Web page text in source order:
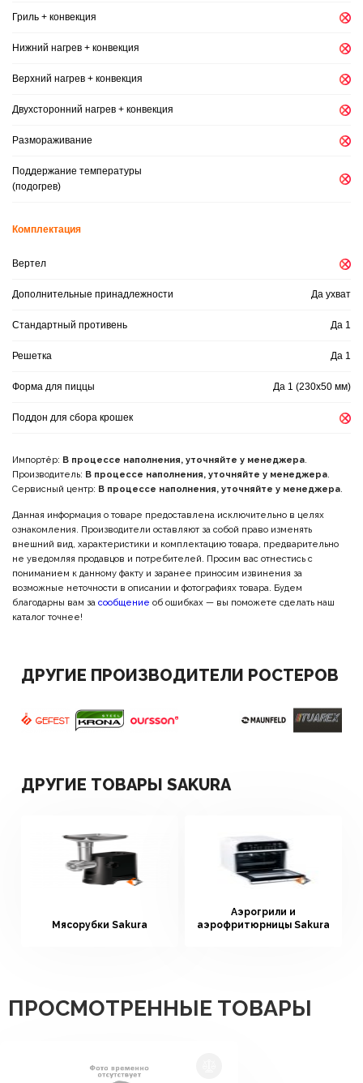
Гриль + конвекция
Нижний нагрев + конвекция
Верхний нагрев + конвекция
Двухсторонний нагрев + конвекция
Размораживание
Поддержание температуры
(подогрев)
Комплектация
Вертел
Дополнительные принадлежности Да ухват
Стандартный противень Да 1
Решетка Да 1
Форма для пиццы Да 1 (230x50 мм)
Поддон для сбора крошек
Импортёр: В процессе наполнения, уточняйте у менеджера.
Производитель: В процессе наполнения, уточняйте у менеджера.
Сервисный центр: В процессе наполнения, уточняйте у менеджера.
Данная информация о товаре предоставлена исключительно в целях
ознакомления. Производители оставляют за собой право изменять
внешний вид, характеристики и комплектацию товара, предварительно
не уведомляя продавцов и потребителей. Просим вас отнестись с
пониманием к данному факту и заранее приносим извинения за
возможные неточности в описании и фотографиях товара. Будем
благодарны вам за сообщение об ошибках — вы поможете сделать наш
каталог точнее!
ДРУГИЕ ПРОИЗВОДИТЕЛИ РОСТЕРОВ
ДРУГИЕ ТОВАРЫ SAKURA
Мясорубки Sakura
Аэрогрили и
аэрофритюрницы Sakura
ПРОСМОТРЕННЫЕ ТОВАРЫ